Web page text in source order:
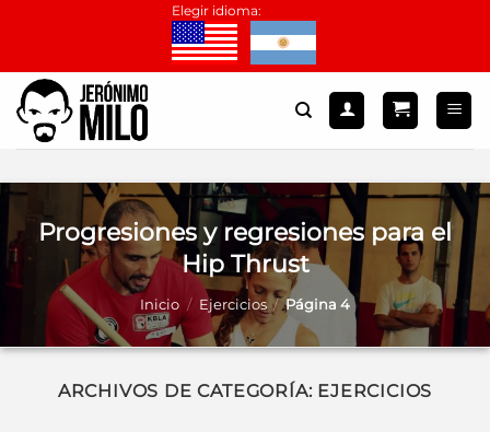
contenido
Elegir idioma:
Progresiones y regresiones para el
Hip Thrust
Inicio / Ejercicios / Página 4
ARCHIVOS DE CATEGORÍA: EJERCICIOS